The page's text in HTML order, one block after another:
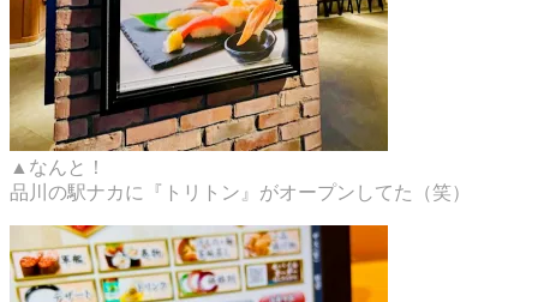
▲なんと！
品川の駅ナカに『トリトン』がオープンしてた（笑）